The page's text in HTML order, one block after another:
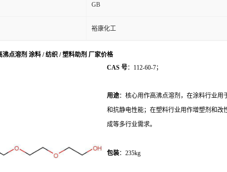
GB
裕康化工
点溶剂 涂料 / 纺织 / 塑料助剂 厂家价格
CAS 号：112-60-7；
用途：核心用作高沸点溶剂，在涂料行业
和抗静电性能；在塑料行业用作增塑剂和
成等多行业需求。
包装：235kg